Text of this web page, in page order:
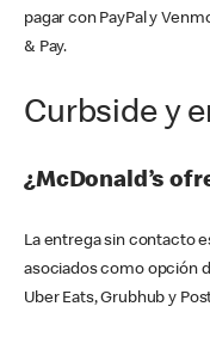
pagar con PayPal y
& Pay.
Curbside y
¿McDonald’s
La entrega sin contacto
asociados como opción
Uber Eats, Grubhub y